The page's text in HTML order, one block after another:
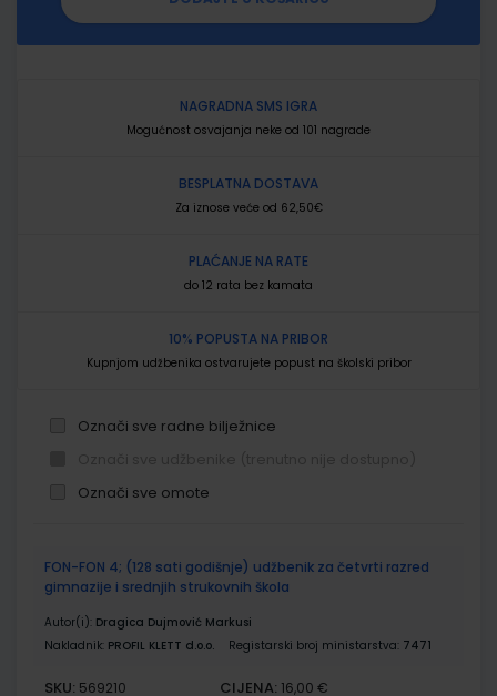
NAGRADNA SMS IGRA
Mogućnost osvajanja neke od 101 nagrade
BESPLATNA DOSTAVA
Za iznose veće od 62,50€
PLAĆANJE NA RATE
do 12 rata bez kamata
10% POPUSTA NA PRIBOR
Kupnjom udžbenika ostvarujete popust na školski pribor
Označi sve radne bilježnice
Označi sve omote
proizvodi
FON-FON 4; (128 sati godišnje) udžbenik za četvrti razred
gimnazije i srednjih strukovnih škola
Autor(i): Dragica Dujmović Markusi
Nakladnik: PROFIL KLETT d.o.o. Registarski broj ministarstva: 7471
SKU: 569210 CIJENA: 16,00 €